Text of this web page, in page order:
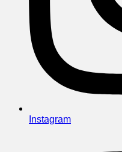
Instagram